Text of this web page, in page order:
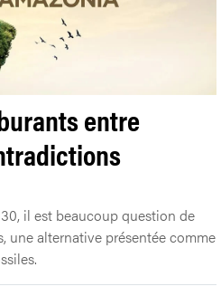
entre
il est beaucoup question de
une alternative présentée comme